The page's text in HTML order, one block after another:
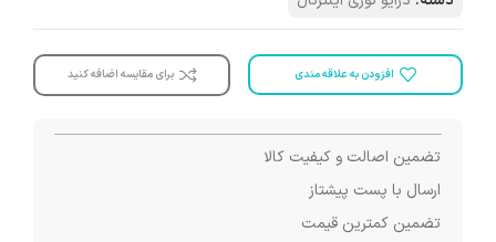
افزودن به علاقه مندی برای مقایسه اضافه کنید
تضمین اصالت و کیفیت کالا
ارسال با پست پیشتاز
تضمین کمترین قیمت